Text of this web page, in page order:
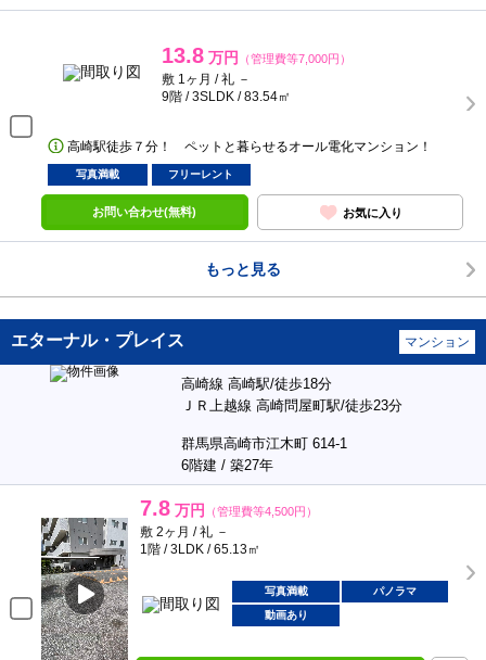
13.8 万円 （管理費等7,000円）
敷 1ヶ月 / 礼 －
9階 / 3SLDK / 83.54㎡
高崎駅徒歩７分！ ペットと暮らせるオール電化マンション！
写真満載 フリーレント
お問い合わせ(無料) お気に入り
もっと見る
エターナル・プレイス マンション
高崎線 高崎駅/徒歩18分
ＪＲ上越線 高崎問屋町駅/徒歩23分
群馬県高崎市江木町 614-1
6階建 / 築27年
7.8 万円 （管理費等4,500円）
敷 2ヶ月 / 礼 －
1階 / 3LDK / 65.13㎡
写真満載
パノラマ
動画あり